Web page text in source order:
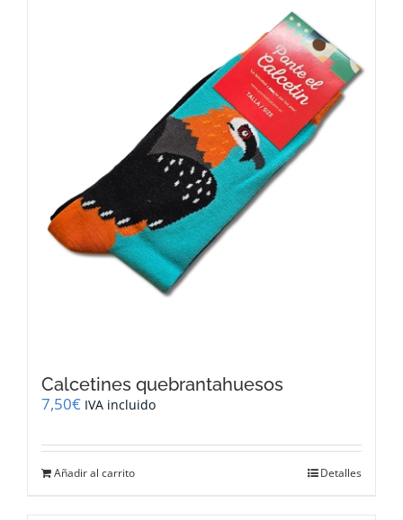
Calcetines quebrantahuesos
7,50€ IVA incluido
Añadir al carrito Detalles